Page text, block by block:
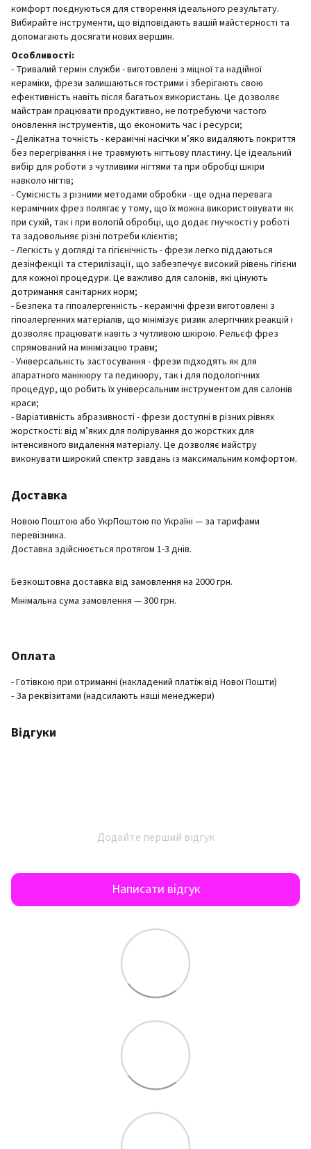
комфорт поєднуються для створення ідеального результату.
Вибирайте інструменти, що відповідають вашій майстерності та
допомагають досягати нових вершин.
Особливості:
- Тривалий термін служби - виготовлені з міцної та надійної
кераміки, фрези залишаються гострими і зберігають свою
ефективність навіть після багатьох використань. Це дозволяє
майстрам працювати продуктивно, не потребуючи частого
оновлення інструментів, що економить час і ресурси;
- Делікатна точність - керамічні насічки м’яко видаляють покриття
без перегрівання і не травмують нігтьову пластину. Це ідеальний
вибір для роботи з чутливими нігтями та при обробці шкіри
навколо нігтів;
- Сумісність з різними методами обробки - ще одна перевага
керамічних фрез полягає у тому, що їх можна використовувати як
при сухій, так і при вологій обробці, що додає гнучкості у роботі
та задовольняє різні потреби клієнтів;
- Легкість у догляді та гігієнічність - фрези легко піддаються
дезінфекції та стерилізації, що забезпечує високий рівень гігієни
для кожної процедури. Це важливо для салонів, які цінують
дотримання санітарних норм;
- Безпека та гіпоалергенність - керамічні фрези виготовлені з
гіпоалергенних матеріалів, що мінімізує ризик алергічних реакцій і
дозволяє працювати навіть з чутливою шкірою. Рельєф фрез
спрямований на мінімізацію травм;
- Універсальність застосування - фрези підходять як для
апаратного манікюру та педикюру, так і для подологічних
процедур, що робить їх універсальним інструментом для салонів
краси;
- Варіативність абразивності - фрези доступні в різних рівнях
жорсткості: від м’яких для полірування до жорстких для
інтенсивного видалення матеріалу. Це дозволяє майстру
виконувати широкий спектр завдань із максимальним комфортом.
Доставка
Новою Поштою або УкрПоштою по Україні — за тарифами
перевізника.
Доставка здійснюється протягом 1-3 днів.
Безкоштовна доставка від замовлення на 2000 грн.
Мінімальна сума замовлення — 300 грн.
Оплата
- Готівкою при отриманні (накладений платіж від Нової Пошти)
- За реквізитами (надсилають наші менеджери)
Відгуки
Додайте перший відгук
Написати відгук